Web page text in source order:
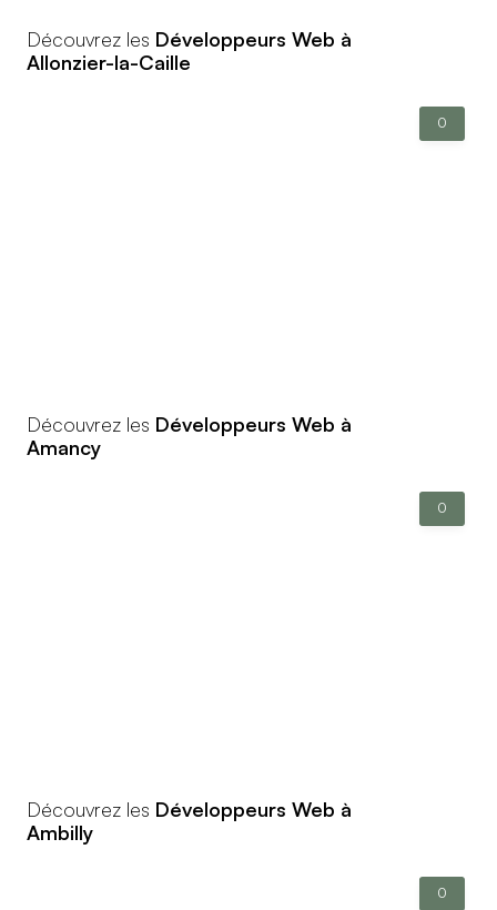
Découvrez les Développeurs Web à
Allonzier-la-Caille
0
Découvrez les Développeurs Web à
Amancy
0
Découvrez les Développeurs Web à
Ambilly
0